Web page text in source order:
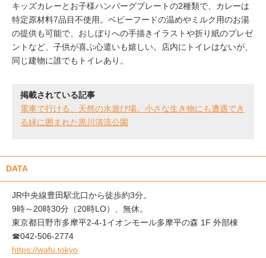
キッズカレーとお子様ハンバーグプレートの2種類で、カレーは
特定原材料7品目不使用。ベビーフードの温めやミルク用のお湯
の提供も可能で、おしぼりへの手描きイラストや折り紙のプレゼ
ントなど、子供が喜ぶ心遣いも嬉しい。店内にトイレはないが、
同じ建物に誰でもトイレあり。
掲載されている記事
電車で行ける、天然の水遊び場。小さな生き物にも遭遇でき
る緑に囲まれた黒川清流公園
DATA
JR中央線豊田駅北口から徒歩約3分。
9時～20時30分（20時LO）、無休。
東京都日野市多摩平2-4-1イオンモール多摩平の森 1F 外部棟
☎042-506-2774
https://wafu.tokyo